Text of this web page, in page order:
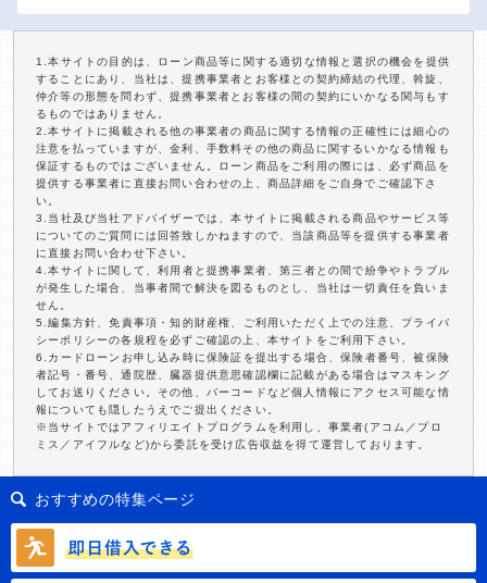
1.本サイトの目的は、ローン商品等に関する適切な情報と選択の機会を提供
することにあり、当社は、提携事業者とお客様との契約締結の代理、斡旋、
仲介等の形態を問わず、提携事業者とお客様の間の契約にいかなる関与もす
るものではありません。
2.本サイトに掲載される他の事業者の商品に関する情報の正確性には細心の
注意を払っていますが、金利、手数料その他の商品に関するいかなる情報も
保証するものではございません。ローン商品をご利用の際には、必ず商品を
提供する事業者に直接お問い合わせの上、商品詳細をご自身でご確認下さ
い。
3.当社及び当社アドバイザーでは、本サイトに掲載される商品やサービス等
についてのご質問には回答致しかねますので、当該商品等を提供する事業者
に直接お問い合わせ下さい。
4.本サイトに関して、利用者と提携事業者、第三者との間で紛争やトラブル
が発生した場合、当事者間で解決を図るものとし、当社は一切責任を負いま
せん。
5.編集方針、免責事項・知的財産権、ご利用いただく上での注意、プライバ
シーポリシーの各規程を必ずご確認の上、本サイトをご利用下さい。
6.カードローンお申し込み時に保険証を提出する場合、保険者番号、被保険
者記号・番号、通院歴、臓器提供意思確認欄に記載がある場合はマスキング
してお送りください。その他、バーコードなど個人情報にアクセス可能な情
報についても隠したうえでご提出ください。
※当サイトではアフィリエイトプログラムを利用し、事業者(アコム／プロ
ミス／アイフルなど)から委託を受け広告収益を得て運営しております。
おすすめの特集ページ